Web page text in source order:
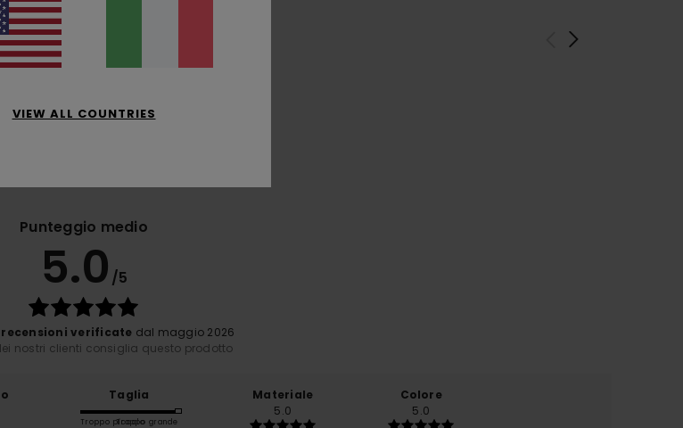
Punteggio medio
5.0 /5
recensioni verificate dal maggio 2026
nostri clienti consiglia questo prodotto
Taglia
Troppo piccoloTroppo grande
Materiale
5.0
Colore
5.0
VIEW ALL COUNTRIES